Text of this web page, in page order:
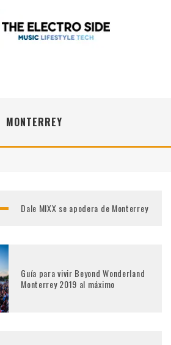
MONTERREY
Dale MIXX se apodera de Monterrey
Guía para vivir Beyond Wonderland
Monterrey 2019 al máximo